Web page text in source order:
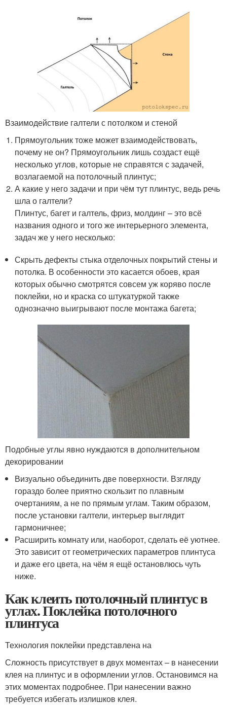
Взаимодействие галтели с потолком и стеной
Прямоугольник тоже может взаимодействовать,
почему не он? Прямоугольник лишь создаст ещё
несколько углов, которые не справятся с задачей,
возлагаемой на потолочный плинтус;
А какие у него задачи и при чём тут плинтус, ведь речь
шла о галтели?
Плинтус, багет и галтель, фриз, молдинг – это всё
названия одного и того же интерьерного элемента,
задач же у него несколько:
Скрыть дефекты стыка отделочных покрытий стены и
потолка. В особенности это касается обоев, края
которых обычно смотрятся совсем уж коряво после
поклейки, но и краска со штукатуркой также
однозначно выигрывают после монтажа багета;
Подобные углы явно нуждаются в дополнительном
декорировании
Визуально объединить две поверхности. Взгляду
гораздо более приятно скользит по плавным
очертаниям, а не по прямым углам. Таким образом,
после установки галтели, интерьер выглядит
гармоничнее;
Расширить комнату или, наоборот, сделать её уютнее.
Это зависит от геометрических параметров плинтуса
и даже его цвета, на чём я ещё остановлюсь чуть
ниже.
Как клеить потолочный плинтус в
углах. Поклейка потолочного
плинтуса
Технология поклейки представлена на
Сложность присутствует в двух моментах – в нанесении
клея на плинтус и в оформлении углов. Остановимся на
этих моментах подробнее. При нанесении важно
требуется избегать излишков клея.